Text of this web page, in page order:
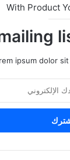
With Product
ipsum dolor